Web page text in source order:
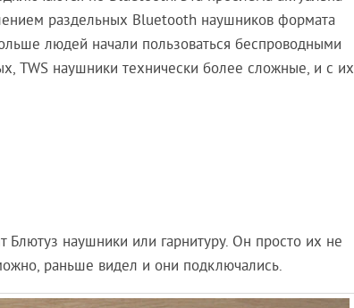
раздельных Bluetooth наушников формата
людей начали пользоваться беспроводными
TWS наушники технически более сложные, и с их
Блютуз наушники или гарнитуру. Он просто их не
раньше видел и они подключались.